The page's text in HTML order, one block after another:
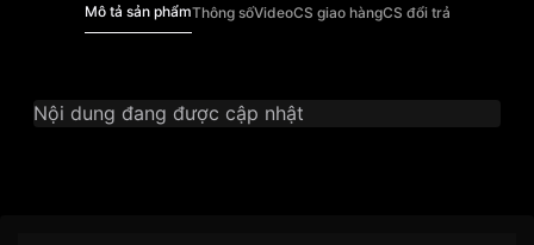
Mô tả sản phẩmThông sốVideoCS giao hàngCS đổi trả
Nội dung đang được cập nhật